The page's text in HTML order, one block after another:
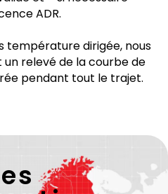
9001. Tous les transports
fiables disposant d’une
et – si nécessaire –
ADR.